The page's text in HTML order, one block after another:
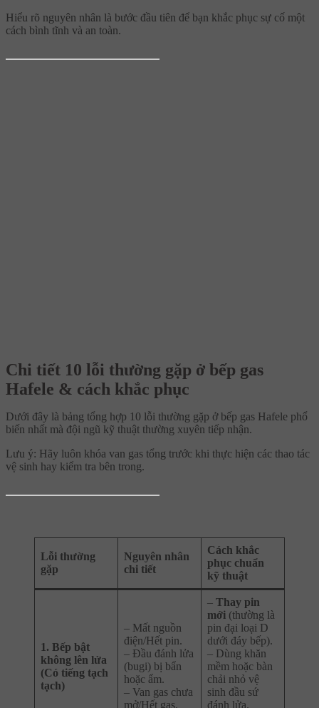
Hiểu rõ nguyên nhân là bước đầu tiên để bạn khắc phục sự cố một
cách bình tĩnh và an toàn.
Chi tiết 10 lỗi thường gặp ở bếp gas
Hafele & cách khắc phục
Dưới đây là bảng tổng hợp 10 lỗi thường gặp ở bếp gas Hafele phổ
biến nhất mà đội ngũ kỹ thuật thường xuyên tiếp nhận.
Lưu ý: Hãy luôn khóa van gas tổng trước khi thực hiện các thao tác
vệ sinh hay kiểm tra bên trong.
Lỗi thường
gặp
Nguyên nhân
chi tiết
Cách khắc
phục chuẩn
kỹ thuật
1. Bếp bật
không lên lửa
(Có tiếng tạch
tạch)
– Mất nguồn
điện/Hết pin.
– Đầu đánh lửa
(bugi) bị bẩn
hoặc ẩm.
– Van gas chưa
mở/Hết gas.
– Thay pin
mới (thường là
pin đại loại D
dưới đáy bếp).
– Dùng khăn
mềm hoặc bàn
chải nhỏ vệ
sinh đầu sứ
đánh lửa.